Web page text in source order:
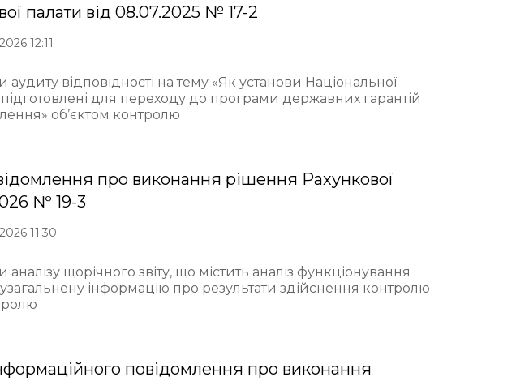
палати від 08.07.2025 № 17-2
12:11
аудиту відповідності на тему «Як установи Національної
для переходу до програми державних гарантій
об’єктом контролю
про виконання рішення Рахункової
№ 19-3
11:30
аналізу щорічного звіту, що містить аналіз функціонування
інформацію про результати здійснення контролю
повідомлення про виконання